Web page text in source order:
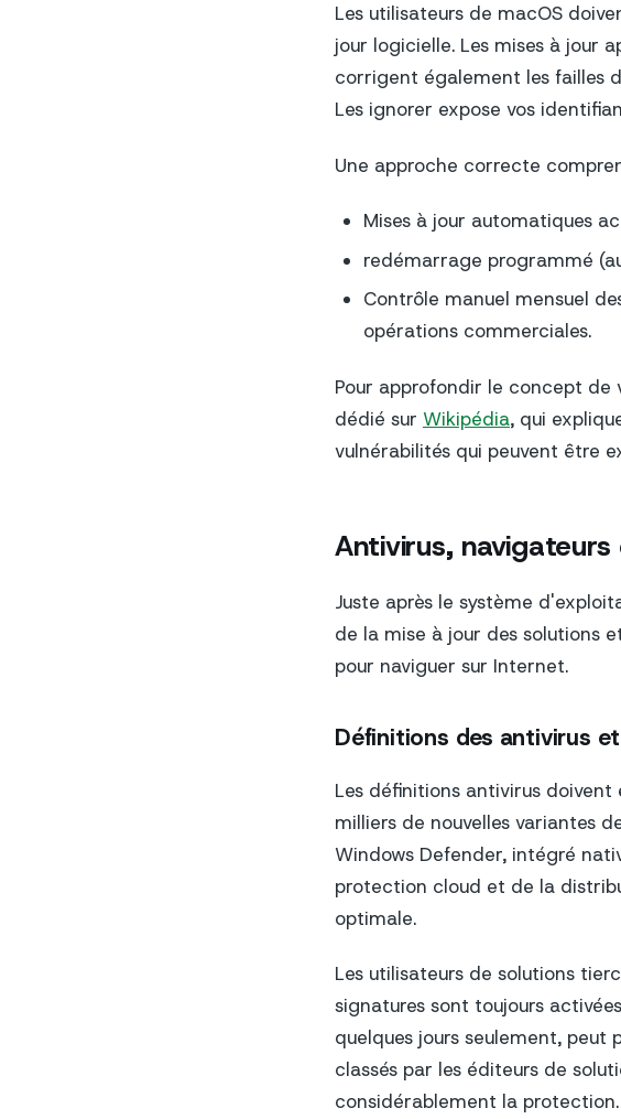
Les utilisateurs de macOS
jour logicielle. Les mises à jour
corrigent également les failles
Les ignorer expose vos
Une approche correcte
Mises à jour automatiques
redémarrage programmé
Contrôle manuel mensuel
opérations commerciales.
Pour approfondir le concept
dédié sur Wikipédia, qui
vulnérabilités qui peuvent être
Antivirus,
Juste après le système
de la mise à jour des solutions
pour naviguer sur Internet.
Définitions des antivirus
Les définitions antivirus
milliers de nouvelles variantes
Windows Defender, intégré
protection cloud et de la
optimale.
Les utilisateurs de solutions
signatures sont toujours
quelques jours seulement,
classés par les éditeurs de
considérablement la protection.